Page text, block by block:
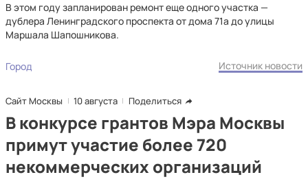
В этом году запланирован ремонт еще одного участка —
дублера Ленинградского проспекта от дома 71а до улицы
Маршала Шапошникова.
Город Источник новости
Сайт Москвы 10 августа Поделиться
В конкурсе грантов Мэра Москвы
примут участие более 720
некоммерческих организаций